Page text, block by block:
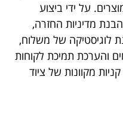
על ידי ביצוע
מדיניות החזרה,
לוגיסטיקה של משלוח,
והערכת תמיכת לקוחות
מקוונות של ציוד